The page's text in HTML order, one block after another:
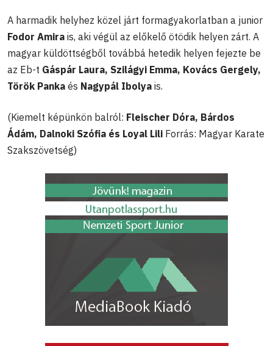
A harmadik helyhez közel járt formagyakorlatban a junior
Fodor Amira is, aki végül az előkelő ötödik helyen zárt. A
magyar küldöttségből továbbá hetedik helyen fejezte be
az Eb-t Gáspár Laura, Szilágyi Emma, Kovács Gergely,
Török Panka és Nagypál Ibolya is.
(Kiemelt képünkön balról: Fleischer Dóra, Bárdos
Ádám, Dalnoki Szófia és Loyal Lili Forrás: Magyar Karate
Szakszövetség)